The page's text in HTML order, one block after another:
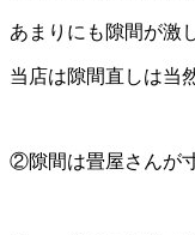
あまりにも隙間が激
当店は隙間直しは当
②隙間は畳屋さんが